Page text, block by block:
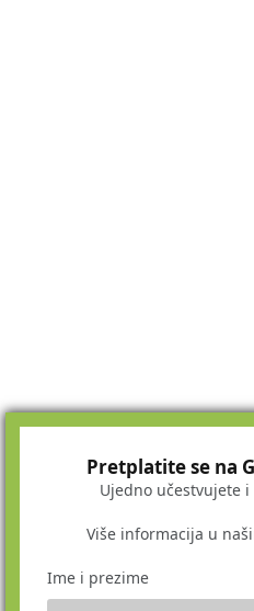
Pretplatite se na
Ujedno učestvujete
Više informacija u
Ime i prezime